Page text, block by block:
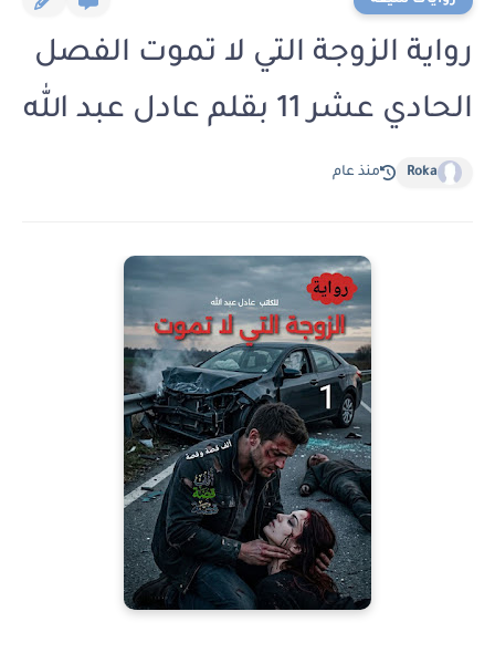
رواية الزوجة التي لا تموت الفصل
الحادي عشر 11 بقلم عادل عبد الله
Roka منذ عام